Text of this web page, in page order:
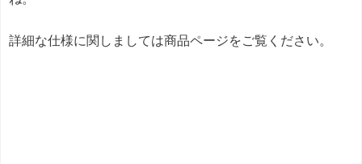
詳細な仕様に関しましては商品ページをご覧ください。